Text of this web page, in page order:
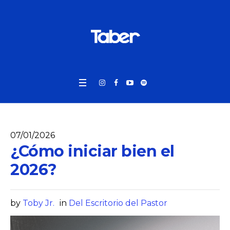
07/01/2026
¿Cómo iniciar bien el
2026?
by Toby Jr. in Del Escritorio del Pastor